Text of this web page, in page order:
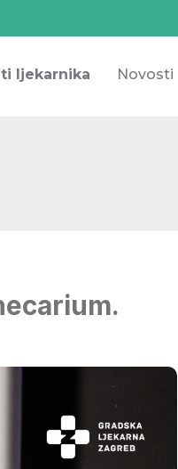
ljekarnika Novosti